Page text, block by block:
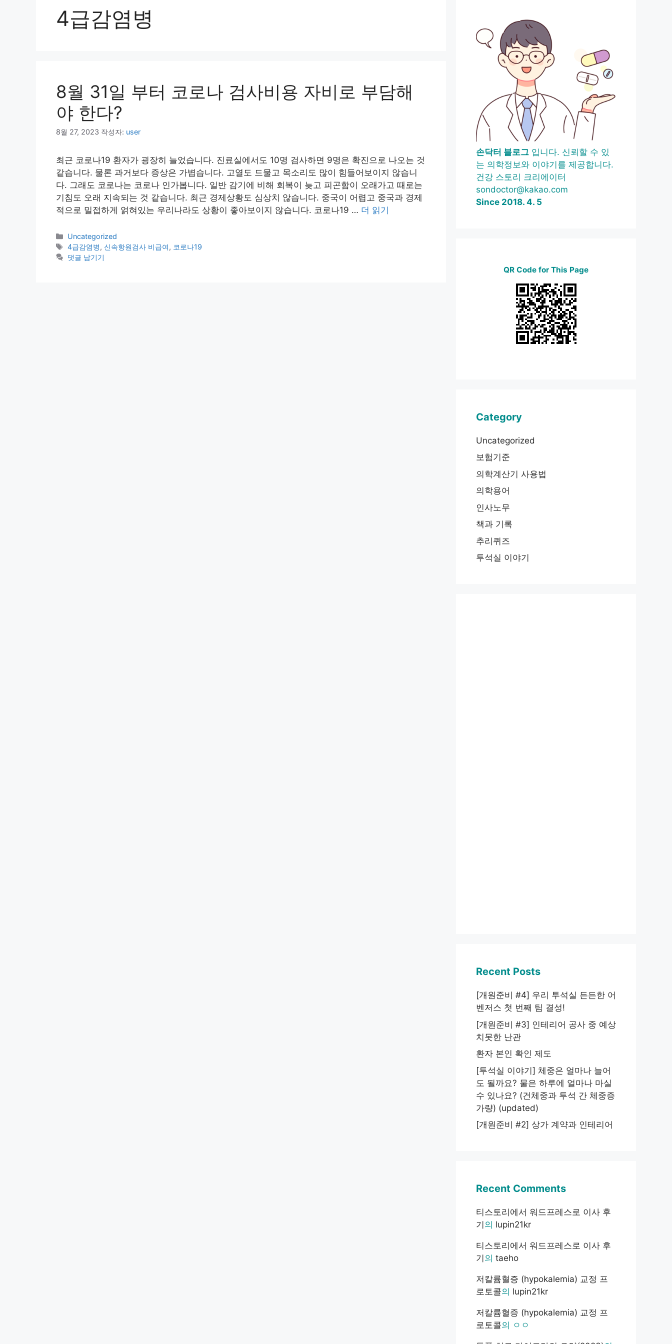
4급감염병
8월 31일 부터 코로나 검사비용 자비로 부담해
야 한다?
8월 27, 2023 작성자: user
최근 코로나19 환자가 굉장히 늘었습니다. 진료실에서도 10명 검사하면 9명은 확진으로 나오는 것
같습니다. 물론 과거보다 증상은 가볍습니다. 고열도 드물고 목소리도 많이 힘들어보이지 않습니
다. 그래도 코로나는 코로나 인가봅니다. 일반 감기에 비해 회복이 늦고 피곤함이 오래가고 때로는
기침도 오래 지속되는 것 같습니다. 최근 경제상황도 심상치 않습니다. 중국이 어렵고 중국과 경제
적으로 밀접하게 얽혀있는 우리나라도 상황이 좋아보이지 않습니다. 코로나19 … 더 읽기
카
테
고
Uncategorized
태
그
4급감염병, 신속항원검사 비급여, 코로나19
댓글 남기기
손닥터 블로그 입니다. 신뢰할 수 있
는 의학정보와 이야기를 제공합니다.
건강 스토리 크리에이터
sondoctor@kakao.com
Since 2018. 4. 5
QR Code for This Page
Category
Uncategorized
보험기준
의학계산기 사용법
의학용어
인사노무
책과 기록
추리퀴즈
투석실 이야기
Recent Posts
[개원준비 #4] 우리 투석실 든든한 어
벤저스 첫 번째 팀 결성!
[개원준비 #3] 인테리어 공사 중 예상
치못한 난관
환자 본인 확인 제도
[투석실 이야기] 체중은 얼마나 늘어
도 될까요? 물은 하루에 얼마나 마실
수 있나요? (건체중과 투석 간 체중증
가량) (updated)
[개원준비 #2] 상가 계약과 인테리어
Recent Comments
티스토리에서 워드프레스로 이사 후
기 의 lupin21kr
티스토리에서 워드프레스로 이사 후
기 의 taeho
저칼륨혈증 (hypokalemia) 교정 프
로토콜의 lupin21kr
저칼륨혈증 (hypokalemia) 교정 프
로토콜의 ㅇㅇ